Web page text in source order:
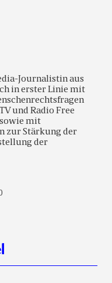
Journalistin aus
in erster Linie mit
und Radio Free
mit
zur Stärkung der
der